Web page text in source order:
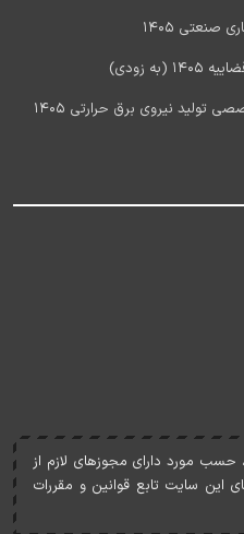
1405
زودی)
آخرین اخبار استخدام شرکت مادر تخصصی تولید نیروی برق حرارتی 1405
حسب مورد دارای مجوزهای لازم از
اين سايت تابع قوانين و مقررات